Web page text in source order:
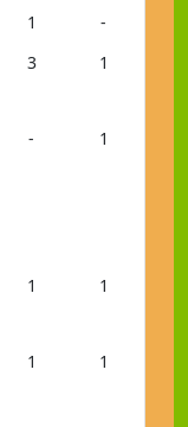
1 -
3 1
- 1
1 1
1 1